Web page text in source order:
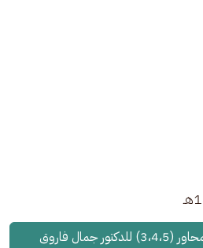
للاطلاع على تقرير عن المحاور (3،4،5) للدكتور جمال فاروق